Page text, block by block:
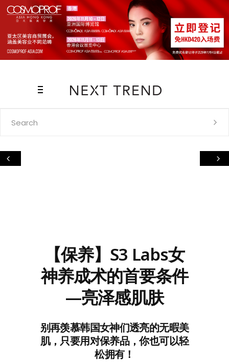
【保养】S3 Labs女
神养成术的首要条件
—亮泽感肌肤
别再羡慕韩国女神们透亮的无暇美
肌，只要用对保养品，你也可以轻
松拥有！